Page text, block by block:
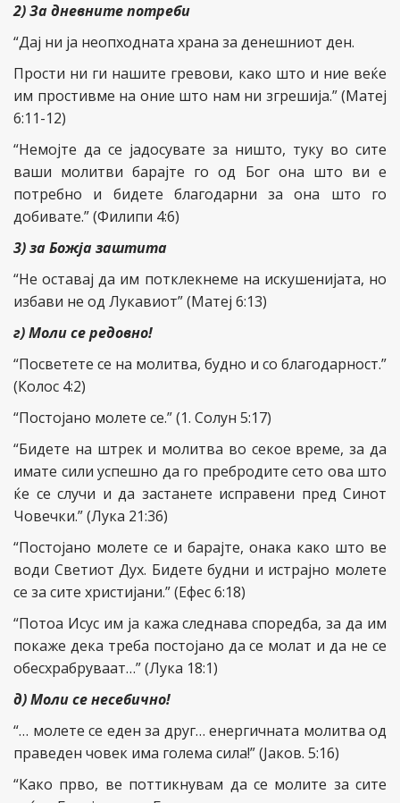
2) За дневните потреби
“Дај ни ја неопходната храна за денешниот ден.
Прости ни ги нашите гревови, како што и ние веќе
им простивме на оние што нам ни згрешија.” (Матеј
6:11-12)
“Немојте да се јадосувате за ништо, туку во сите
ваши молитви барајте го од Бог она што ви е
потребно и бидете благодарни за она што го
добивате.” (Филипи 4:6)
3) за Божја заштита
“Не оставај да им потклекнеме на искушенијата, но
избави не од Лукавиот” (Матеј 6:13)
г) Моли се редовно!
“Посветете се на молитва, будно и со благодарност.”
(Колос 4:2)
“Постојано молете се.” (1. Солун 5:17)
“Бидете на штрек и молитва во секое време, за да
имате сили успешно да го пребродите сето ова што
ќе се случи и да застанете исправени пред Синот
Човечки.” (Лука 21:36)
“Постојано молете се и барајте, онака како што ве
води Светиот Дух. Бидете будни и истрајно молете
се за сите христијани.” (Ефес 6:18)
“Потоа Исус им ја кажа следнава споредба, за да им
покаже дека треба постојано да се молат и да не се
обесхрабруваат…” (Лука 18:1)
д) Моли се несебично!
“… молете се еден за друг… енергичната молитва од
праведен човек има голема сила!” (Јаков. 5:16)
“Како прво, ве поттикнувам да се молите за сите